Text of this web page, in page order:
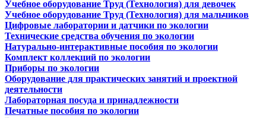
Учебное оборудование Труд (Технология) для девочек
Учебное оборудование Труд (Технология) для мальчиков
Цифровые лаборатории и датчики по экологии
Технические средства обучения по экологии
Натурально-интерактивные пособия по экологии
Комплект коллекций по экологии
Приборы по экологии
Оборудование для практических занятий и проектной
деятельности
Лабораторная посуда и принадлежности
Печатные пособия по экологии